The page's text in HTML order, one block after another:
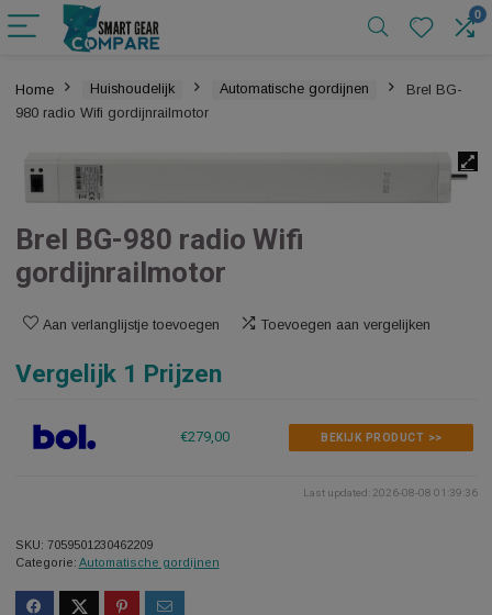
Home Huishoudelijk Automatische gordijnen
Brel
980 radio Wifi gordijnrailmotor
Brel BG-980 radio Wifi
Aan verlanglijstje toevoegen
BEKIJK PRODUCT >>
SKU:
7059501230462209